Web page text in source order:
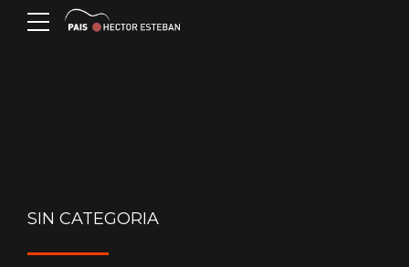
SIN CATEGORIA